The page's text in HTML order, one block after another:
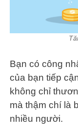
Bạn có công
của bạn tiếp
không chỉ
mà thậm chí là
nhiều người.